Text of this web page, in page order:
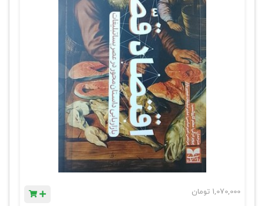
1,070,000 تومان